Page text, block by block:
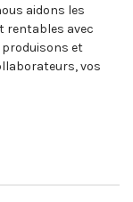
aidons les
rentables avec
produisons et
vos